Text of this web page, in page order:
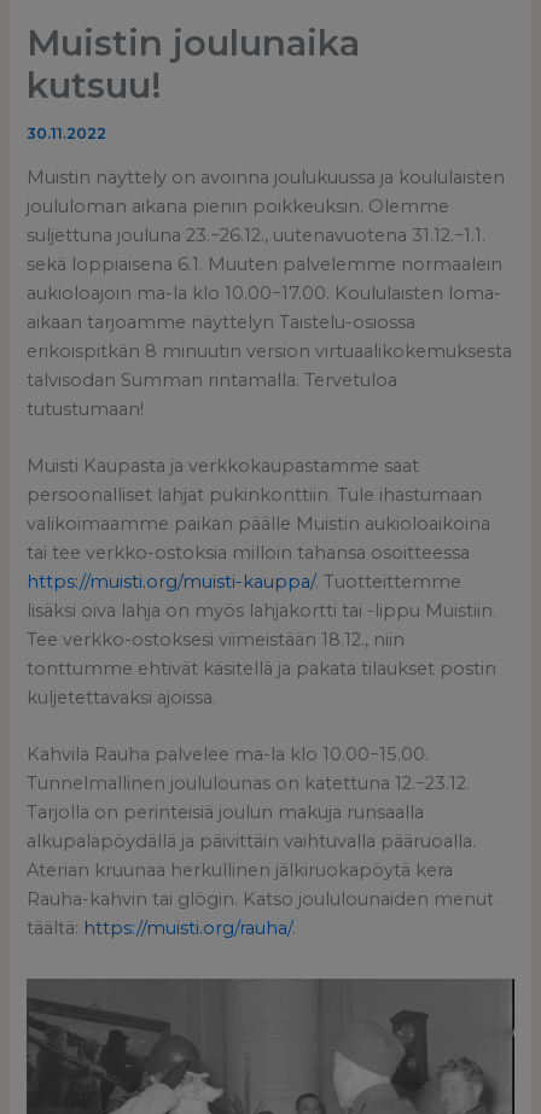
Muistin joulunaika
kutsuu!
30.11.2022
Muistin näyttely on avoinna joulukuussa ja koululaisten
joululoman aikana pienin poikkeuksin. Olemme
suljettuna jouluna 23.−26.12., uutenavuotena 31.12.−1.1.
sekä loppiaisena 6.1. Muuten palvelemme normaalein
aukioloajoin ma-la klo 10.00−17.00. Koululaisten loma-
aikaan tarjoamme näyttelyn Taistelu-osiossa
erikoispitkän 8 minuutin version virtuaalikokemuksesta
talvisodan Summan rintamalla. Tervetuloa
tutustumaan!
Muisti Kaupasta ja verkkokaupastamme saat
persoonalliset lahjat pukinkonttiin. Tule ihastumaan
valikoimaamme paikan päälle Muistin aukioloaikoina
tai tee verkko-ostoksia milloin tahansa osoitteessa
https://muisti.org/muisti-kauppa/. Tuotteittemme
lisäksi oiva lahja on myös lahjakortti tai -lippu Muistiin.
Tee verkko-ostoksesi viimeistään 18.12., niin
tonttumme ehtivät käsitellä ja pakata tilaukset postin
kuljetettavaksi ajoissa.
Kahvila Rauha palvelee ma-la klo 10.00−15.00.
Tunnelmallinen joululounas on katettuna 12.−23.12.
Tarjolla on perinteisiä joulun makuja runsaalla
alkupalapöydällä ja päivittäin vaihtuvalla pääruoalla.
Aterian kruunaa herkullinen jälkiruokapöytä kera
Rauha-kahvin tai glögin. Katso joululounaiden menut
täältä: https://muisti.org/rauha/.